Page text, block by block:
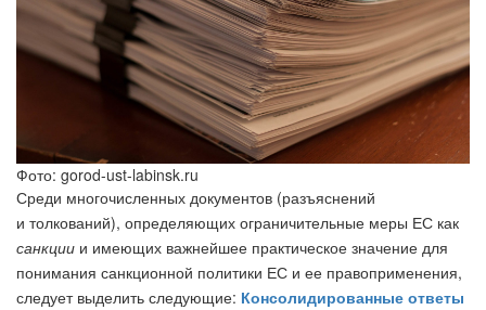
Фото: gorod-ust-labinsk.ru
Среди многочисленных документов (разъяснений
и толкований), определяющих ограничительные меры ЕС как
санкции и имеющих важнейшее практическое значение для
понимания санкционной политики ЕС и ее правоприменения,
следует выделить следующие: Консолидированные ответы